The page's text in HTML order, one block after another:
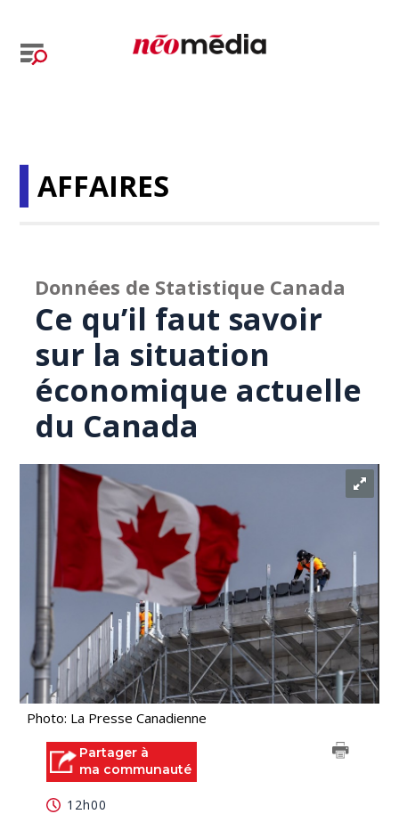
AFFAIRES
Données de Statistique Canada
Ce qu’il faut savoir
sur la situation
économique actuelle
du Canada
Photo: La Presse Canadienne
Partager à
ma communauté
12h00